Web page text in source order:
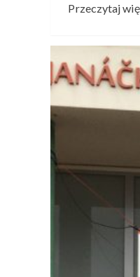
Przeczytaj